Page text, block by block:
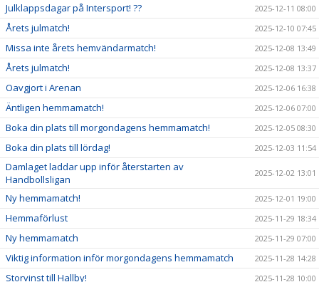
Julklappsdagar på Intersport! ?? 2025-12-11 08:00
Årets julmatch! 2025-12-10 07:45
Missa inte årets hemvändarmatch! 2025-12-08 13:49
Årets julmatch! 2025-12-08 13:37
Oavgjort i Arenan 2025-12-06 16:38
Äntligen hemmamatch! 2025-12-06 07:00
Boka din plats till morgondagens hemmamatch! 2025-12-05 08:30
Boka din plats till lördag! 2025-12-03 11:54
Damlaget laddar upp inför återstarten av
Handbollsligan
2025-12-02 13:01
Ny hemmamatch! 2025-12-01 19:00
Hemmaförlust 2025-11-29 18:34
Ny hemmamatch 2025-11-29 07:00
Viktig information inför morgondagens hemmamatch 2025-11-28 14:28
Storvinst till Hallby!
2025-11-28 10:00